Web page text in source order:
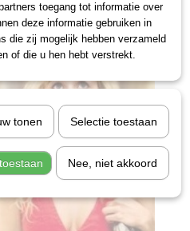
toegang tot informatie over
deze informatie gebruiken in
die zij mogelijk hebben verzameld
of die u hen hebt verstrekt.
tonen Selectie toestaan
Nee, niet akkoord